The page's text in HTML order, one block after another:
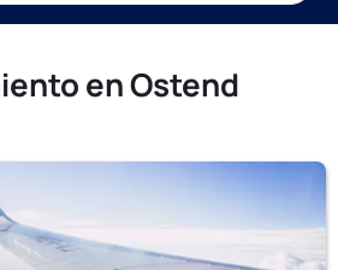
en Ostend